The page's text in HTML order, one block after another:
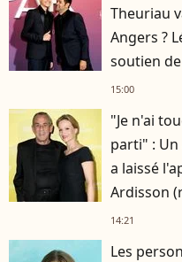
Theuriau
Angers ?
soutien
15:00
"Je n'ai
parti" : Un
a laissé
Ardisson
14:21
Les